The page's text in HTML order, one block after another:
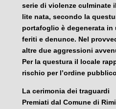
serie di violenze culminate
lite nata, secondo la
portafoglio è degenerata
feriti e denunce. Nel
altre due aggressioni
Per la questura il locale
rischio per l’ordine
La cerimonia dei traguardi
Premiati dal Comune di